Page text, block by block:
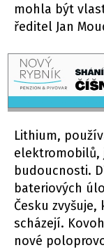
mohla být
ředitel Jan
Lithium,
elektromobilů,
budoucnosti.
bateriových
Česku
scházejí.
nové